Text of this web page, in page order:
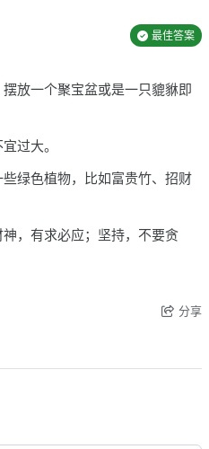
最佳答案
放一个聚宝盆或是一只貔貅即
过大。
绿色植物，比如富贵竹、招财
，有求必应；坚持，不要贪
分享